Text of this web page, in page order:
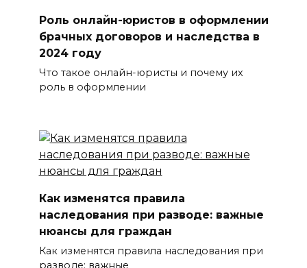
Роль онлайн-юристов в оформлении
брачных договоров и наследства в
2024 году
Что такое онлайн-юристы и почему их
роль в оформлении
Как изменятся правила
наследования при разводе: важные
нюансы для граждан
Как изменятся правила наследования при
разводе: важные